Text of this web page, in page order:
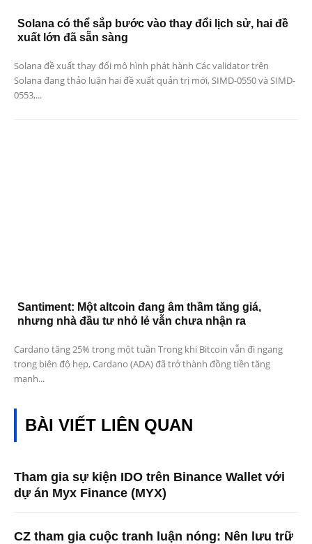
Solana có thể sắp bước vào thay đổi lịch sử, hai đề
xuất lớn đã sẵn sàng
Solana đề xuất thay đổi mô hình phát hành Các validator trên
Solana đang thảo luận hai đề xuất quản trị mới, SIMD-0550 và SIMD-
0553,...
Santiment: Một altcoin đang âm thầm tăng giá,
nhưng nhà đầu tư nhỏ lẻ vẫn chưa nhận ra
Cardano tăng 25% trong một tuần Trong khi Bitcoin vẫn đi ngang
trong biên độ hẹp, Cardano (ADA) đã trở thành đồng tiền tăng
mạnh...
BÀI VIẾT LIÊN QUAN
Tham gia sự kiện IDO trên Binance Wallet với
dự án Myx Finance (MYX)
CZ tham gia cuộc tranh luận nóng: Nên lưu trữ